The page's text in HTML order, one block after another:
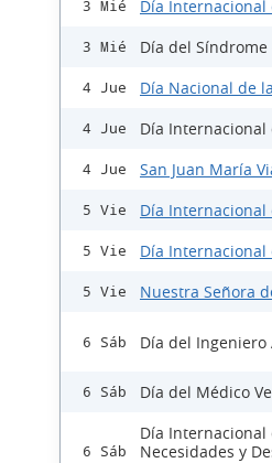
3 Mié Día Internacional
3 Mié Día del Síndrome
4 Jue Día Nacional de
4 Jue Día
4 Jue San Juan María
5 Vie Día Internacional
5 Vie Día Internacional
5 Vie Nuestra Señora
6 Sáb Día del Ingeniero
6 Sáb Día del Médico
6 Sáb
Día Internacional
Necesidades y